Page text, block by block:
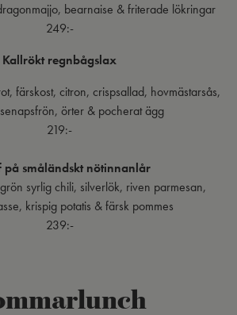
bearnaise & friterade lökringar
249:-
Kallrökt regnbågslax
färskost, citron, crispsallad, hovmästarsås,
örter & pocherat ägg
219:-
på småländskt nötinnanlår
syrlig chili, silverlök, riven parmesan,
krispig potatis & färsk pommes
239:-